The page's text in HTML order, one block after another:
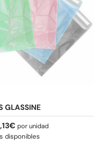
GLASSINE
por unidad
disponibles